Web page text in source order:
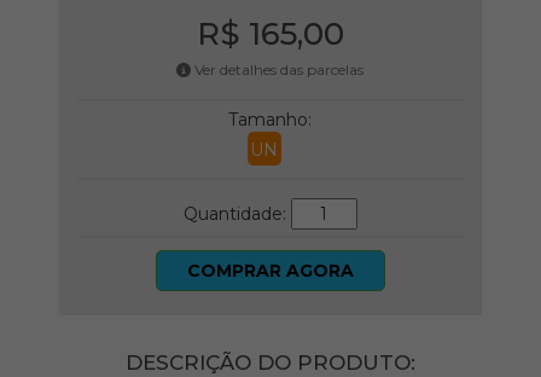
R$ 165,00
Ver detalhes das parcelas
Tamanho:
UN
Quantidade:
COMPRAR AGORA
DESCRIÇÃO DO PRODUTO: